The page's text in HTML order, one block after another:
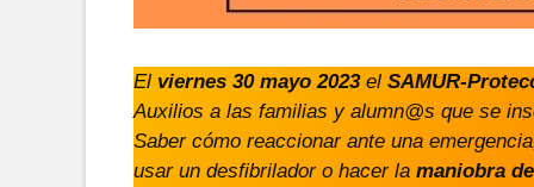
El viernes 30 mayo 2023el SAMUR-
Auxilios a las familias y alumn@s que se
Saber cómo reaccionar ante una
usar un desfibrilador o hacer la maniobra